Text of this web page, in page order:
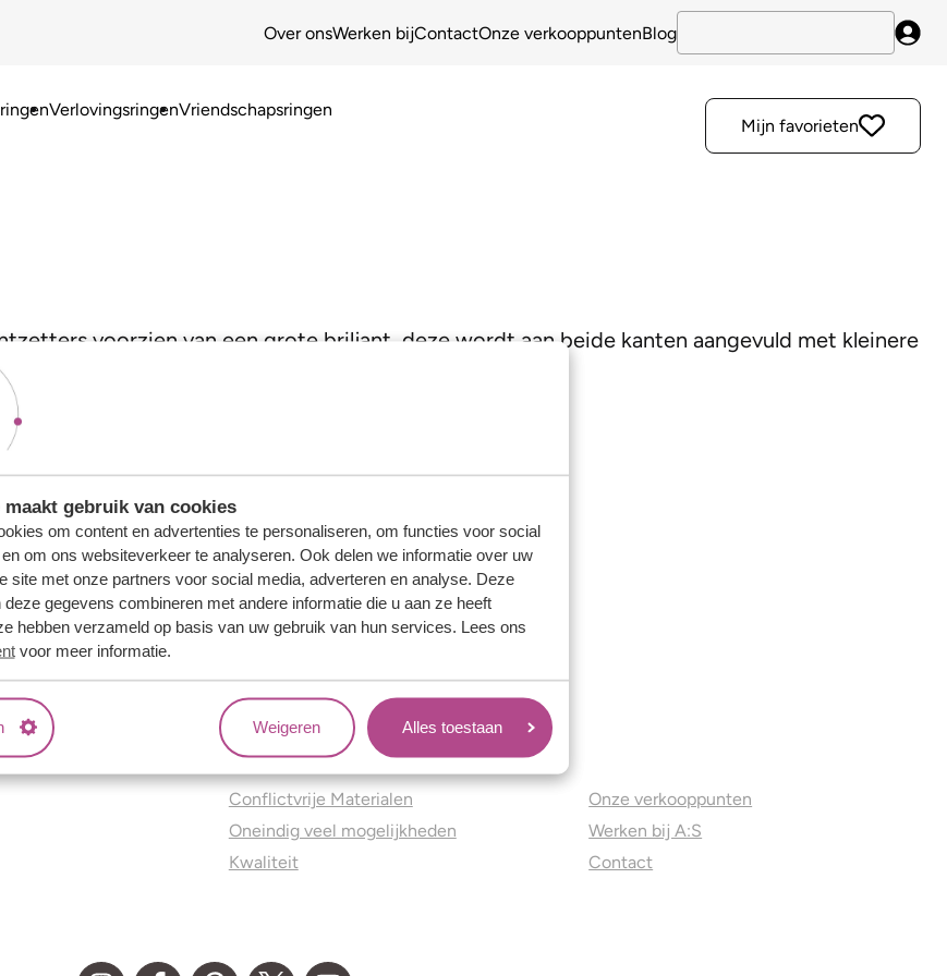
maakt gebruik van cookies
om content en advertenties te personaliseren, om functies voor social
om ons websiteverkeer te analyseren. Ook delen we informatie over uw
site met onze partners voor social media, adverteren en analyse. Deze
deze gegevens combineren met andere informatie die u aan ze heeft
hebben verzameld op basis van uw gebruik van hun services. Lees ons
voor meer informatie.
Weigeren Alles toestaan
Over onsWerken bijContactOnze verkooppuntenBlog
VerlovingsringenVriendschapsringen
Mijn favorieten
voorzien van een grote briljant, deze wordt aan beide kanten aangevuld met kleinere
Jouw voordelen
Conflictvrije Materialen
Oneindig veel mogelijkheden
Kwaliteit
Onze verkooppunten
Werken bij A:S
Contact